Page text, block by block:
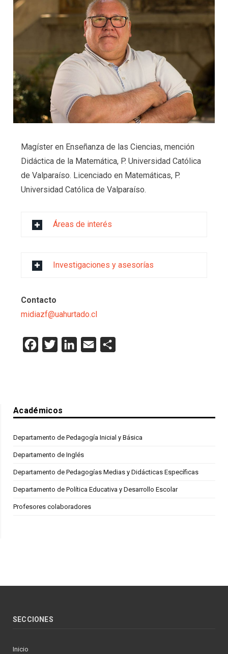
Magíster en Enseñanza de las Ciencias, mención
Didáctica de la Matemática, P. Universidad Católica
de Valparaíso. Licenciado en Matemáticas, P.
Universidad Católica de Valparaíso.
Áreas de interés
Investigaciones y asesorías
Contacto
midiazf@uahurtado.cl
Facebook
Twitter LinkedInEmail
Académicos
Departamento de Pedagogía Inicial y Básica
Departamento de Inglés
Departamento de Pedagogías Medias y Didácticas Específicas
Departamento de Política Educativa y Desarrollo Escolar
Profesores colaboradores
SECCIONES
Inicio